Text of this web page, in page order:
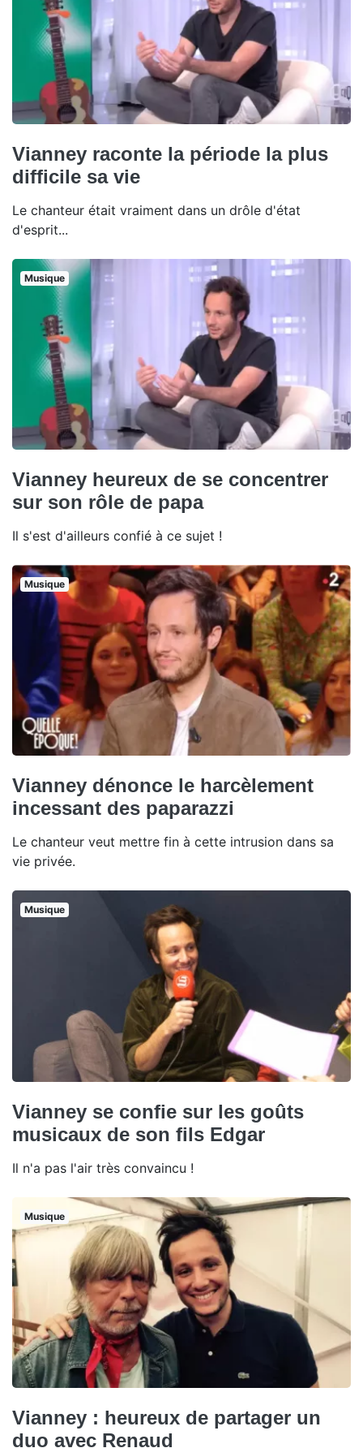
Vianney raconte la période la plus
difficile sa vie
Le chanteur était vraiment dans un drôle d'état
d'esprit...
Musique
Vianney heureux de se concentrer
sur son rôle de papa
Il s'est d'ailleurs confié à ce sujet !
Musique
Vianney dénonce le harcèlement
incessant des paparazzi
Le chanteur veut mettre fin à cette intrusion dans sa
vie privée.
Musique
Vianney se confie sur les goûts
musicaux de son fils Edgar
Il n'a pas l'air très convaincu !
Musique
Vianney : heureux de partager un
duo avec Renaud